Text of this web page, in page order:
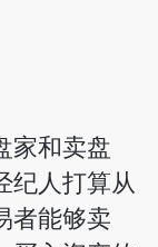
家和卖盘
纪人打算从
者能够卖